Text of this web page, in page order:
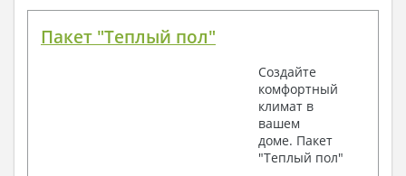
Пакет "Теплый пол"
Создайте
комфортный
климат в
вашем
доме. Пакет
"Теплый пол"